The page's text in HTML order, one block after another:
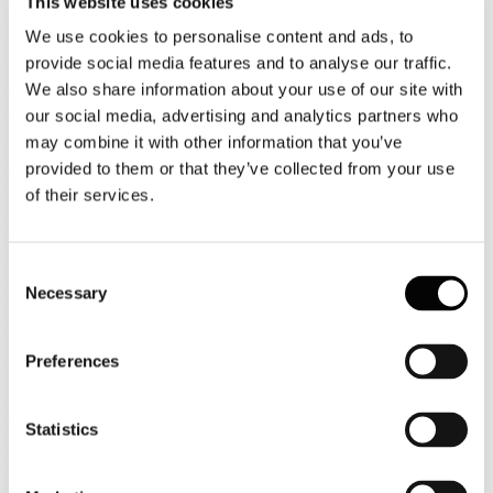
We use cookies to personalise content and ads, to
provide social media features and to analyse our traffic.
We also share information about your use of our site with
our social media, advertising and analytics partners who
may combine it with other information that you’ve
provided to them or that they’ve collected from your use
of their services.
Selection
Necessary
Preferences
Statistics
2026
News 2026
GiGroup: cresce l'occupazione all'alberghiero, ma manca personale
qualificato
L'occupazione nel settore alberghiero continua a crescere, ma la
sfida per le imprese si sposta sempre più sulla capacità di attrarre e
trattenere personale qualificato.
Luglio
2026
Airbnb: agosto non è più il mese più ricercato dagli italiani
estive: oltre il 60% degli italiani rinuncia a partire in questo mese,
complice anche il desiderio di risparmiare e sfuggire al caldo e alla
conferma la scelta preferita per quasi un intervistato su due, ovvero